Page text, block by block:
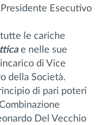
Esecutivo
le cariche
e nelle sue
di Vice
della Società.
di pari poteri
Del Vecchio